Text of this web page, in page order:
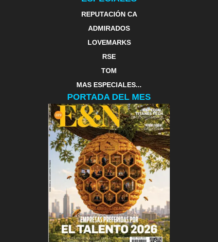
REPUTACIÓN CA
ADMIRADOS
LOVEMARKS
RSE
TOM
MAS ESPECIALES...
PORTADA DEL MES